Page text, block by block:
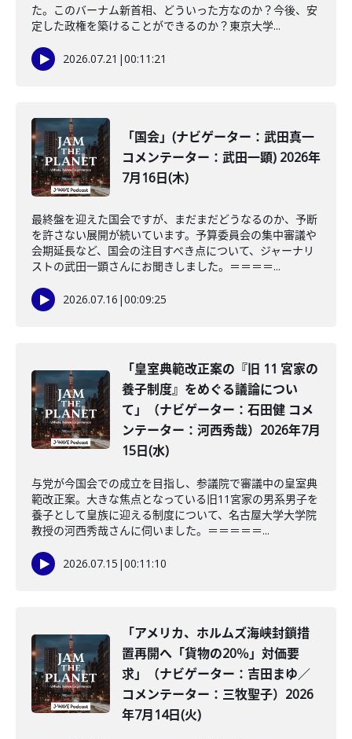
た。このバーナム新首相、どういった方なのか？今後、安
定した政権を築けることができるのか？東京大学...
2026.07.21 |00:11:21
「国会」(ナビゲーター：武田真一
コメンテーター：武田一顕) 2026年
7月16日(木)
最終盤を迎えた国会ですが、まだまだどうなるのか、予断
を許さない展開が続いています。予算委員会の集中審議や
会期延長など、国会の注目すべき点について、ジャーナリ
ストの武田一顕さんにお聞きしました。＝＝＝＝...
2026.07.16 |00:09:25
「皇室典範改正案の『旧 11 宮家の
養子制度』をめぐる議論につい
て」（ナビゲーター：石田健 コメ
ンテーター：河西秀哉）2026年7月
15日(水)
与党が今国会での成立を目指し、参議院で審議中の皇室典
範改正案。大きな焦点となっている旧11宮家の男系男子を
養子として皇族に迎える制度について、名古屋大学大学院
教授の河西秀哉さんに伺いました。＝＝＝＝＝...
2026.07.15 |00:11:10
「アメリカ、ホルムズ海峡封鎖措
置再開へ「貨物の20％」対価要
求」（ナビゲーター：吉田まゆ／
コメンテーター：三牧聖子）2026
年7月14日(火)